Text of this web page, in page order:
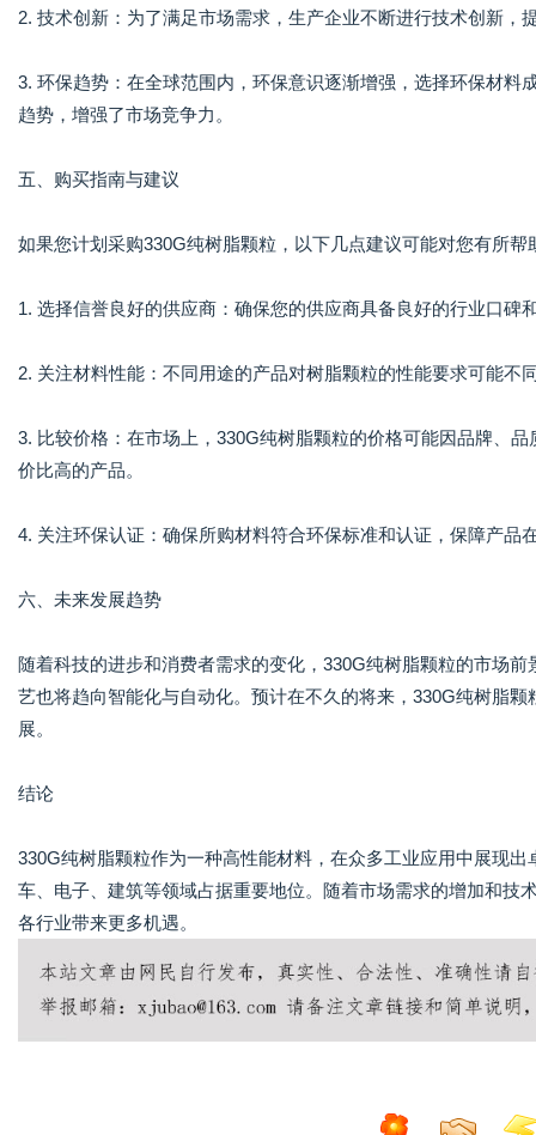
2. 技术创新：为了满足市场需求，生产企业不断进行技术创新
3. 环保趋势：在全球范围内，环保意识逐渐增强，选择环保材
趋势，增强了市场竞争力。
五、购买指南与建议
如果您计划采购330G纯树脂颗粒，以下几点建议可能对您有所帮
1. 选择信誉良好的供应商：确保您的供应商具备良好的行业口
2. 关注材料性能：不同用途的产品对树脂颗粒的性能要求可能
3. 比较价格：在市场上，330G纯树脂颗粒的价格可能因品牌、
价比高的产品。
4. 关注环保认证：确保所购材料符合环保标准和认证，保障产品
六、未来发展趋势
随着科技的进步和消费者需求的变化，330G纯树脂颗粒的市场
艺也将趋向智能化与自动化。预计在不久的将来，330G纯树脂
展。
结论
330G纯树脂颗粒作为一种高性能材料，在众多工业应用中展现
车、电子、建筑等领域占据重要地位。随着市场需求的增加和技
各行业带来更多机遇。